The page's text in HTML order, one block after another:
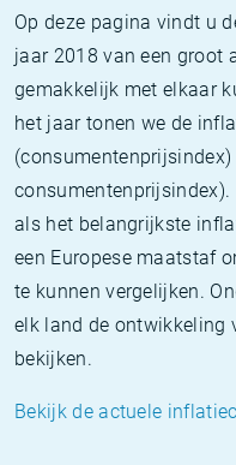
Op deze pagina vindt u
jaar 2018 van een groot
gemakkelijk met elkaar
het jaar tonen we de
(consumentenprijsindex)
consumentenprijsindex).
als het belangrijkste
een Europese maatstaf
te kunnen vergelijken.
elk land de ontwikkeling
bekijken.
Bekijk de actuele